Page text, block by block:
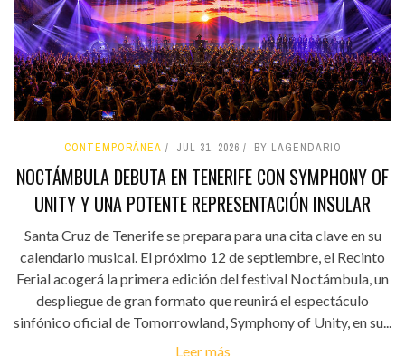
CONTEMPORÁNEA JUL 31, 2026 BY LAGENDARIO
NOCTÁMBULA DEBUTA EN TENERIFE CON SYMPHONY OF
UNITY Y UNA POTENTE REPRESENTACIÓN INSULAR
Santa Cruz de Tenerife se prepara para una cita clave en su
calendario musical. El próximo 12 de septiembre, el Recinto
Ferial acogerá la primera edición del festival Noctámbula, un
despliegue de gran formato que reunirá el espectáculo
sinfónico oficial de Tomorrowland, Symphony of Unity, en su...
Leer más